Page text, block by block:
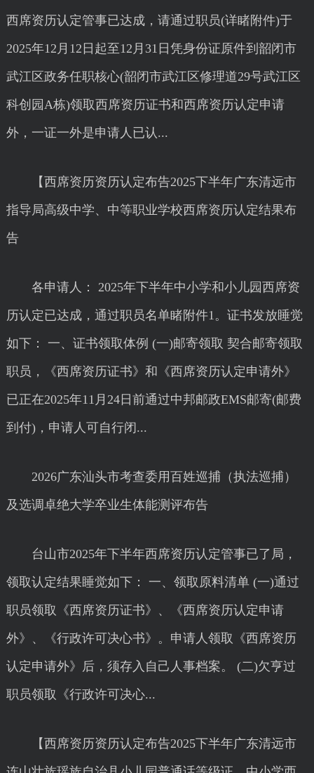
西席资历认定管事已达成，请通过职员(详睹附件)于
2025年12月12日起至12月31日凭身份证原件到韶闭市
武江区政务任职核心(韶闭市武江区修理道29号武江区
科创园A栋)领取西席资历证书和西席资历认定申请
外，一证一外是申请人已认...
【西席资历资历认定布告2025下半年广东清远市
指导局高级中学、中等职业学校西席资历认定结果布
告
各申请人： 2025年下半年中小学和小儿园西席资
历认定已达成，通过职员名单睹附件1。证书发放睡觉
如下： 一、证书领取体例 (一)邮寄领取 契合邮寄领取
职员，《西席资历证书》和《西席资历认定申请外》
已正在2025年11月24日前通过中邦邮政EMS邮寄(邮费
到付)，申请人可自行闭...
2026广东汕头市考查委用百姓巡捕（执法巡捕）
及选调卓绝大学卒业生体能测评布告
台山市2025年下半年西席资历认定管事已了局，
领取认定结果睡觉如下： 一、领取原料清单 (一)通过
职员领取《西席资历证书》、《西席资历认定申请
外》、《行政许可决心书》。申请人领取《西席资历
认定申请外》后，须存入自己人事档案。 (二)欠亨过
职员领取《行政许可决心...
【西席资历资历认定布告2025下半年广东清远市